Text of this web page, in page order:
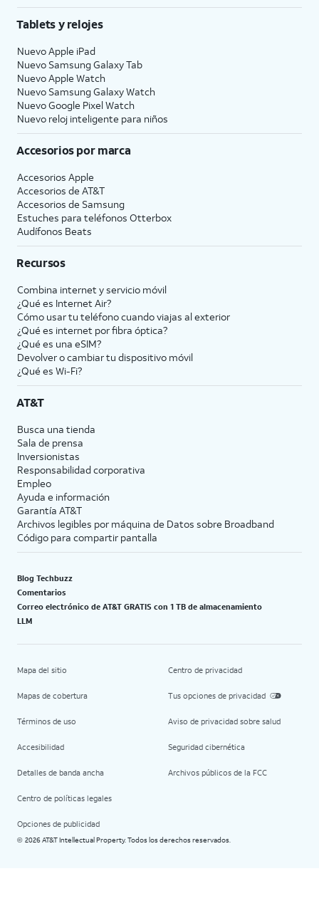
Tablets y relojes
Nuevo Apple iPad
Nuevo Samsung Galaxy Tab
Nuevo Apple Watch
Nuevo Samsung Galaxy Watch
Nuevo Google Pixel Watch
Nuevo reloj inteligente para niños
Accesorios por marca
Accesorios Apple
Accesorios de AT&T
Accesorios de Samsung
Estuches para teléfonos Otterbox
Audífonos Beats
Recursos
Combina internet y servicio móvil
¿Qué es Internet Air?
Cómo usar tu teléfono cuando viajas al exterior
¿Qué es internet por fibra óptica?
¿Qué es una eSIM?
Devolver o cambiar tu dispositivo móvil
¿Qué es Wi-Fi?
AT&T
Busca una tienda
Sala de prensa
Inversionistas
Responsabilidad corporativa
Empleo
Ayuda e información
Garantía AT&T
Archivos legibles por máquina de Datos sobre Broadband
Código para compartir pantalla
Blog Techbuzz
Comentarios
Correo electrónico de AT&T GRATIS con 1 TB de almacenamiento
LLM
Mapa del sitio
Mapas de cobertura
Términos de uso
Accesibilidad
Detalles de banda ancha
Centro de políticas legales
Opciones de publicidad
Centro de privacidad
Tus opciones de privacidad
Aviso de privacidad sobre salud
Seguridad cibernética
Archivos públicos de la FCC
© 2026 AT&T Intellectual Property. Todos los derechos reservados.